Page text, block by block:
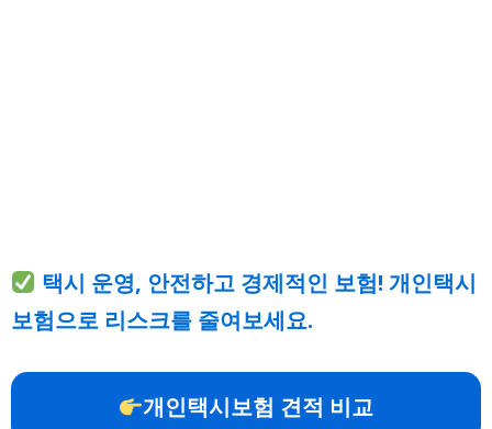
택시 운영, 안전하고 경제적인 보험! 개인택시
보험으로 리스크를 줄여보세요.
개인택시보험 견적 비교